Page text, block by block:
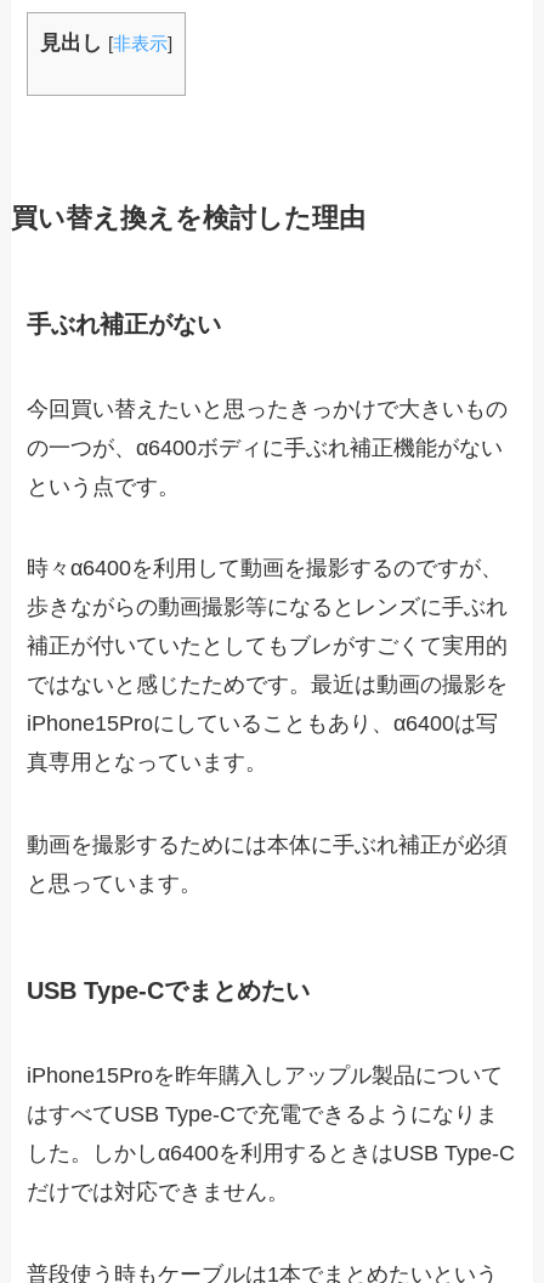
見出し [非表示]
買い替え換えを検討した理由
手ぶれ補正がない
今回買い替えたいと思ったきっかけで大きいもの
の一つが、α6400ボディに手ぶれ補正機能がない
という点です。
時々α6400を利用して動画を撮影するのですが、
歩きながらの動画撮影等になるとレンズに手ぶれ
補正が付いていたとしてもブレがすごくて実用的
ではないと感じたためです。最近は動画の撮影を
iPhone15Proにしていることもあり、α6400は写
真専用となっています。
動画を撮影するためには本体に手ぶれ補正が必須
と思っています。
USB Type-Cでまとめたい
iPhone15Proを昨年購入しアップル製品について
はすべてUSB Type-Cで充電できるようになりま
した。しかしα6400を利用するときはUSB Type-C
だけでは対応できません。
普段使う時もケーブルは1本でまとめたいという